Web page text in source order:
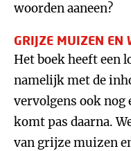
woorden aaneen?
GRIJZE MUIZEN EN
Het boek heeft een
namelijk met de
vervolgens ook
komt pas daarna.
van grijze muizen